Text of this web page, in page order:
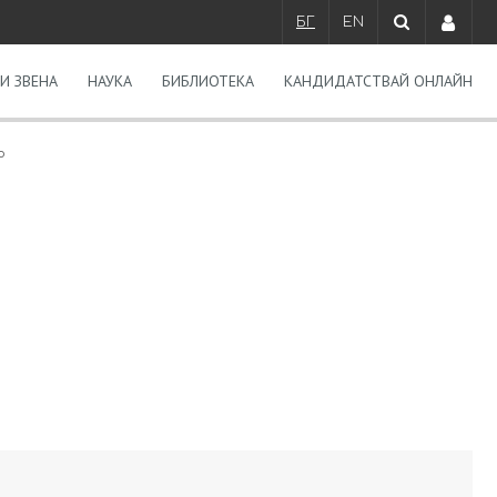
БГ EN
ЗВЕНА НАУКА БИБЛИОТЕКА КАНДИДАТСТВАЙ ОНЛАЙН